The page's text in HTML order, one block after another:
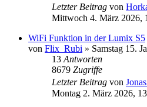
Letzter Beitrag von
Mittwoch 4. März 2026,
WiFi Funktion in der Lumix S5
von Flix_Rubi » Samstag 15.
13 Antworten
8679 Zugriffe
Letzter Beitrag von
Montag 2. März 2026,